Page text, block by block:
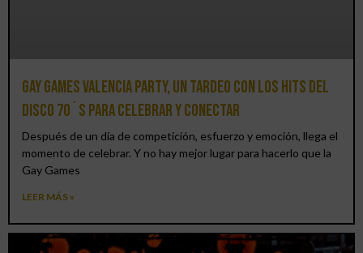
Gay Games Valencia Party, un tardeo con los hits del
DISCO 70´S para celebrar y conectar
Después de un día de competición, esfuerzo y emoción, llega el
momento de celebrar. Y no hay mejor lugar para hacerlo que la
Gay Games
LEER MÁS »